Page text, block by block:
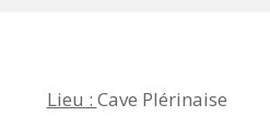
Lieu : Cave Plérinaise